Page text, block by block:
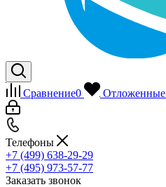
Сравнение0 Отложенные
Телефоны
+7 (499) 638-29-29
+7 (495) 973-57-77
Заказать звонок